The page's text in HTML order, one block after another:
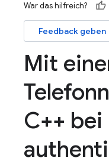
War das hilfreich?
Feedback geben
Mit
C++